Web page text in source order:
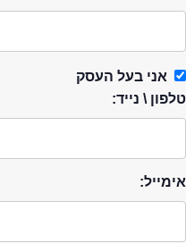
אני בעל העסק
טלפון \ נייד:
אימייל: